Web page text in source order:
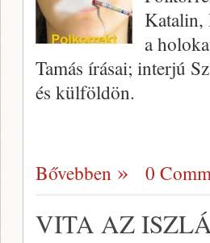
Katalin,
a
Tamás írásai; interjú
és külföldön.
Bővebben 0
VITA AZ